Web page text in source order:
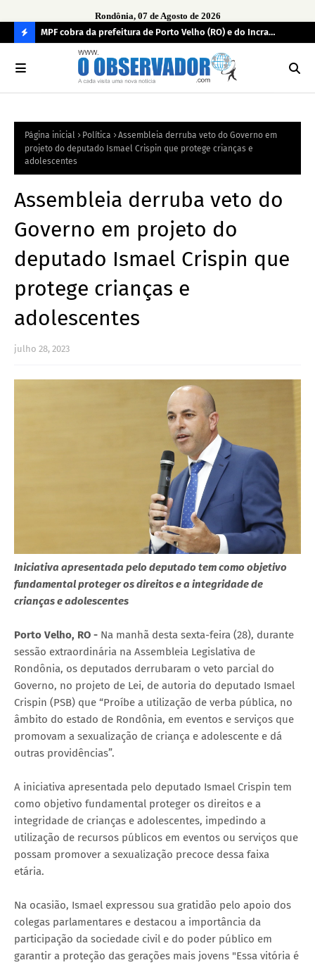
Rondônia, 07 de Agosto de 2026
O
R
A
MPF cobra da prefeitura de Porto Velho (RO) e do Incra
regularização fundiária da comunidade Nova Colina
Página inicial Política
Assembleia derruba veto do Governo em
projeto do deputado Ismael Crispin que protege crianças e
adolescentes
Assembleia derruba veto do
Governo em projeto do
deputado Ismael Crispin que
protege crianças e
adolescentes
julho 28, 2023
Iniciativa apresentada pelo deputado tem como objetivo
fundamental proteger os direitos e a integridade de
crianças e adolescentes
Porto Velho, RO - Na manhã desta sexta-feira (28), durante
sessão extraordinária na Assembleia Legislativa de
Rondônia, os deputados derrubaram o veto parcial do
Governo, no projeto de Lei, de autoria do deputado Ismael
Crispin (PSB) que “Proíbe a utilização de verba pública, no
âmbito do estado de Rondônia, em eventos e serviços que
promovam a sexualização de criança e adolescente e dá
outras providências”.
A iniciativa apresentada pelo deputado Ismael Crispin tem
como objetivo fundamental proteger os direitos e a
integridade de crianças e adolescentes, impedindo a
utilização de recursos públicos em eventos ou serviços que
possam promover a sexualização precoce dessa faixa
etária.
Na ocasião, Ismael expressou sua gratidão pelo apoio dos
colegas parlamentares e destacou a importância da
participação da sociedade civil e do poder público em
garantir a proteção das gerações mais jovens "Essa vitória é